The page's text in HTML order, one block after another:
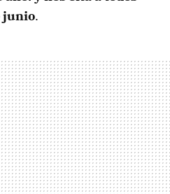
junio.